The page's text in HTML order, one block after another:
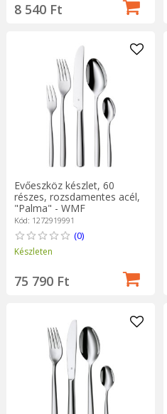
8 540 Ft
Evőeszköz készlet, 60
részes, rozsdamentes acél,
"Palma" - WMF
Kód: 1272919991
(0)
Készleten
75 790 Ft